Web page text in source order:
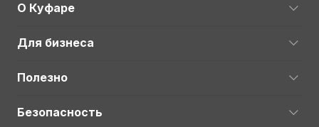
О Куфаре
Для бизнеса
Полезно
Безопасность